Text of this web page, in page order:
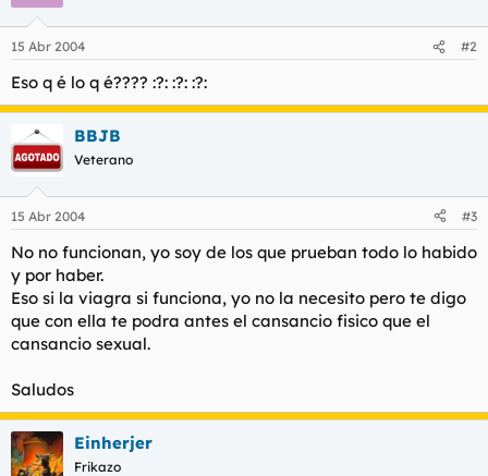
15 Abr 2004 #2
Eso q é lo q é???? :?: :?: :?:
BBJB
Veterano
15 Abr 2004 #3
No no funcionan, yo soy de los que prueban todo lo habido
y por haber.
Eso si la viagra si funciona, yo no la necesito pero te digo
que con ella te podra antes el cansancio fisico que el
cansancio sexual.
Saludos
Einherjer
Frikazo